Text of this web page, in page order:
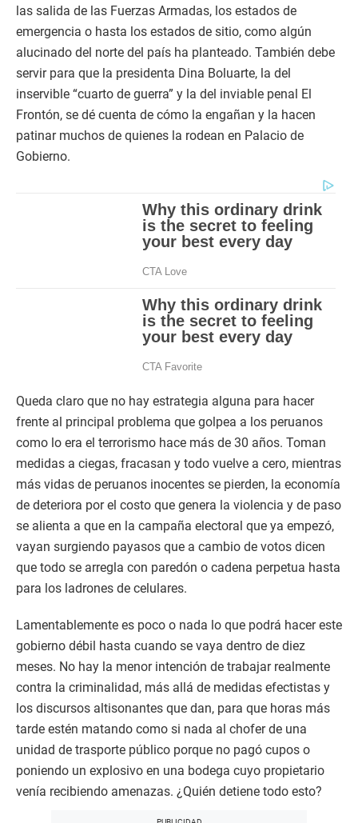
las salida de las Fuerzas Armadas, los estados de
emergencia o hasta los estados de sitio, como algún
alucinado del norte del país ha planteado. También debe
servir para que la presidenta Dina Boluarte, la del
inservible “cuarto de guerra” y la del inviable penal El
Frontón, se dé cuenta de cómo la engañan y la hacen
patinar muchos de quienes la rodean en Palacio de
Gobierno.
Queda claro que no hay estrategia alguna para hacer
frente al principal problema que golpea a los peruanos
como lo era el terrorismo hace más de 30 años. Toman
medidas a ciegas, fracasan y todo vuelve a cero, mientras
más vidas de peruanos inocentes se pierden, la economía
de deteriora por el costo que genera la violencia y de paso
se alienta a que en la campaña electoral que ya empezó,
vayan surgiendo payasos que a cambio de votos dicen
que todo se arregla con paredón o cadena perpetua hasta
para los ladrones de celulares.
Lamentablemente es poco o nada lo que podrá hacer este
gobierno débil hasta cuando se vaya dentro de diez
meses. No hay la menor intención de trabajar realmente
contra la criminalidad, más allá de medidas efectistas y
los discursos altisonantes que dan, para que horas más
tarde estén matando como si nada al chofer de una
unidad de trasporte público porque no pagó cupos o
poniendo un explosivo en una bodega cuyo propietario
venía recibiendo amenazas. ¿Quién detiene todo esto?